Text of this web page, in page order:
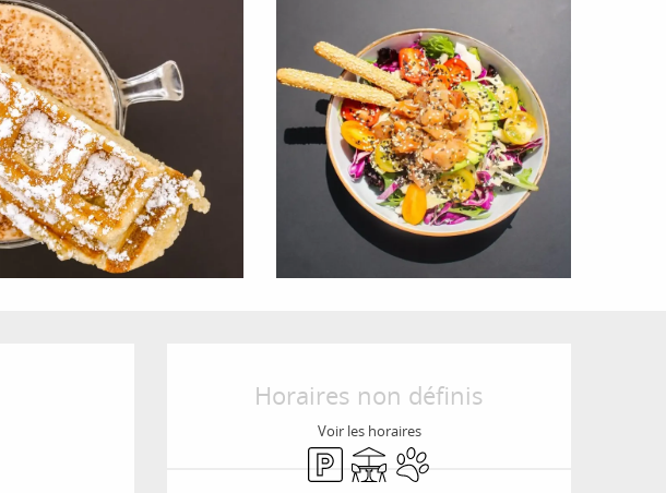
Ouverture et
Horaires non définis
Voir les horaires
ParkingTerrasseAnimaux acceptés